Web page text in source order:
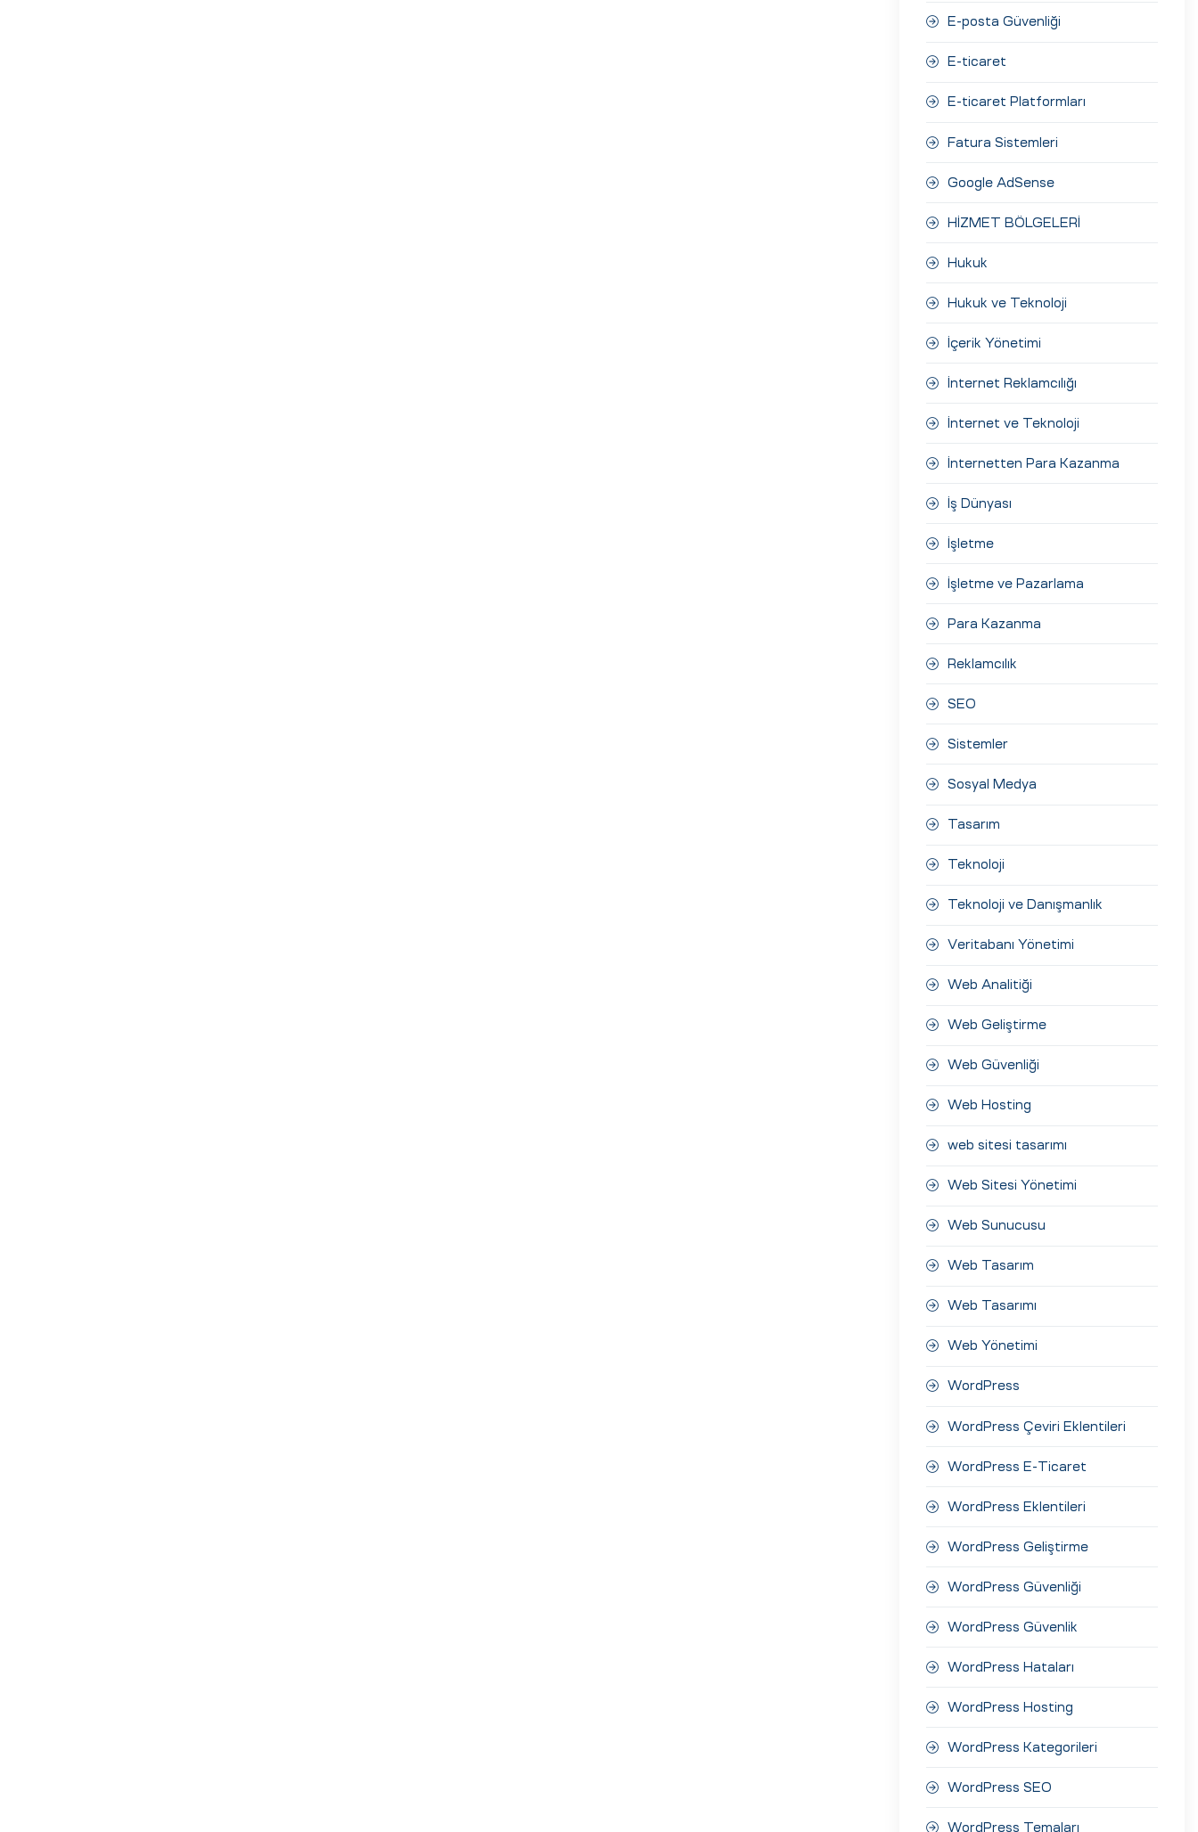
E-posta Güvenliği
E-ticaret
E-ticaret Platformları
Fatura Sistemleri
Google AdSense
HİZMET BÖLGELERİ
Hukuk
Hukuk ve Teknoloji
İçerik Yönetimi
İnternet Reklamcılığı
İnternet ve Teknoloji
İnternetten Para Kazanma
İş Dünyası
İşletme
İşletme ve Pazarlama
Para Kazanma
Reklamcılık
SEO
Sistemler
Sosyal Medya
Tasarım
Teknoloji
Teknoloji ve Danışmanlık
Veritabanı Yönetimi
Web Analitiği
Web Geliştirme
Web Güvenliği
Web Hosting
web sitesi tasarımı
Web Sitesi Yönetimi
Web Sunucusu
Web Tasarım
Web Tasarımı
Web Yönetimi
WordPress
WordPress Çeviri Eklentileri
WordPress E-Ticaret
WordPress Eklentileri
WordPress Geliştirme
WordPress Güvenliği
WordPress Güvenlik
WordPress Hataları
WordPress Hosting
WordPress Kategorileri
WordPress SEO
WordPress Temaları